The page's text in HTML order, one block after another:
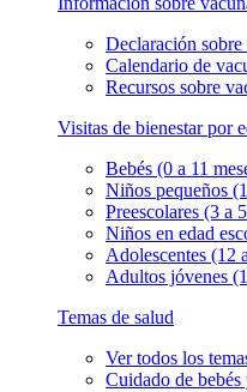
Declaración sobre
Calendario de
Recursos sobre
Visitas de bienestar por
Bebés (0 a 11
Niños pequeños
Preescolares (3 a
Niños en edad
Adolescentes (12
Adultos jóvenes
Temas de salud
Ver todos los
Cuidado de